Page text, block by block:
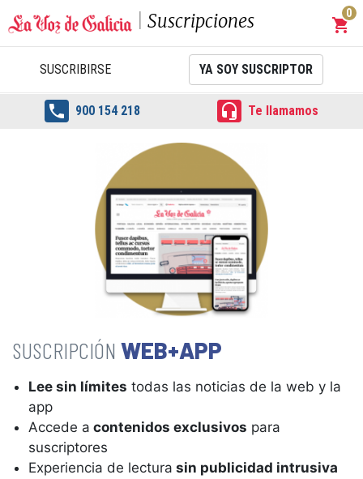
Suscripciones shopping_cart
0
SUSCRIBIRSE YA SOY SUSCRIPTOR
 900 154 218  Te llamamos
WEB+APP
Lee sin límites todas las noticias de la web y la
app
Accede a contenidos exclusivos para
suscriptores
Experiencia de lectura sin publicidad intrusiva